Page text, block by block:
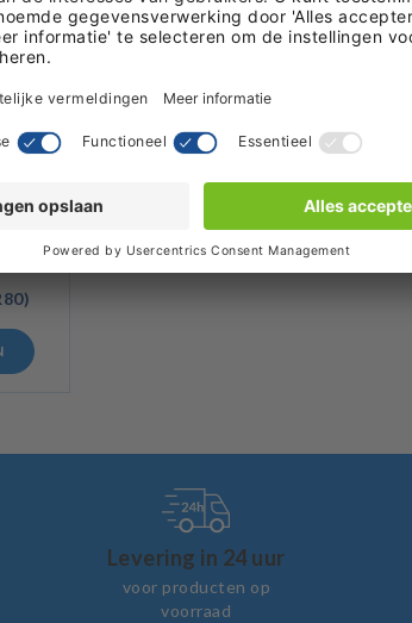
Levering in 24 uur
voor producten op
voorraad